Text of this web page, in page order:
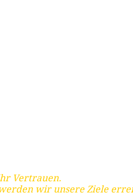
Vertrauen.
wir unsere Ziele